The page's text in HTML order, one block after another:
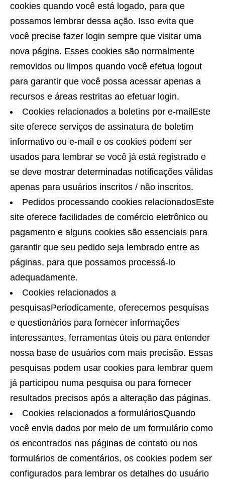
cookies quando você está logado, para que
possamos lembrar dessa ação. Isso evita que
você precise fazer login sempre que visitar uma
nova página. Esses cookies são normalmente
removidos ou limpos quando você efetua logout
para garantir que você possa acessar apenas a
recursos e áreas restritas ao efetuar login.
Cookies relacionados a boletins por e-mailEste
site oferece serviços de assinatura de boletim
informativo ou e-mail e os cookies podem ser
usados ​​para lembrar se você já está registrado e
se deve mostrar determinadas notificações válidas
apenas para usuários inscritos / não inscritos.
Pedidos processando cookies relacionadosEste
site oferece facilidades de comércio eletrônico ou
pagamento e alguns cookies são essenciais para
garantir que seu pedido seja lembrado entre as
páginas, para que possamos processá-lo
adequadamente.
Cookies relacionados a
pesquisasPeriodicamente, oferecemos pesquisas
e questionários para fornecer informações
interessantes, ferramentas úteis ou para entender
nossa base de usuários com mais precisão. Essas
pesquisas podem usar cookies para lembrar quem
já participou numa pesquisa ou para fornecer
resultados precisos após a alteração das páginas.
Cookies relacionados a formuláriosQuando
você envia dados por meio de um formulário como
os encontrados nas páginas de contato ou nos
formulários de comentários, os cookies podem ser
configurados para lembrar os detalhes do usuário